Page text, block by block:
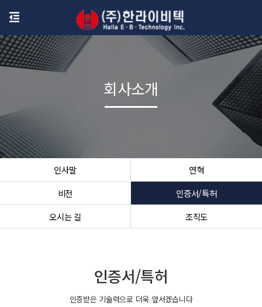
인사말
연혁
비전
인증서/특허
오시는 길
조직도
회사소개
인증서/특허
인증받은 기술력으로 더욱 앞서겠습니다